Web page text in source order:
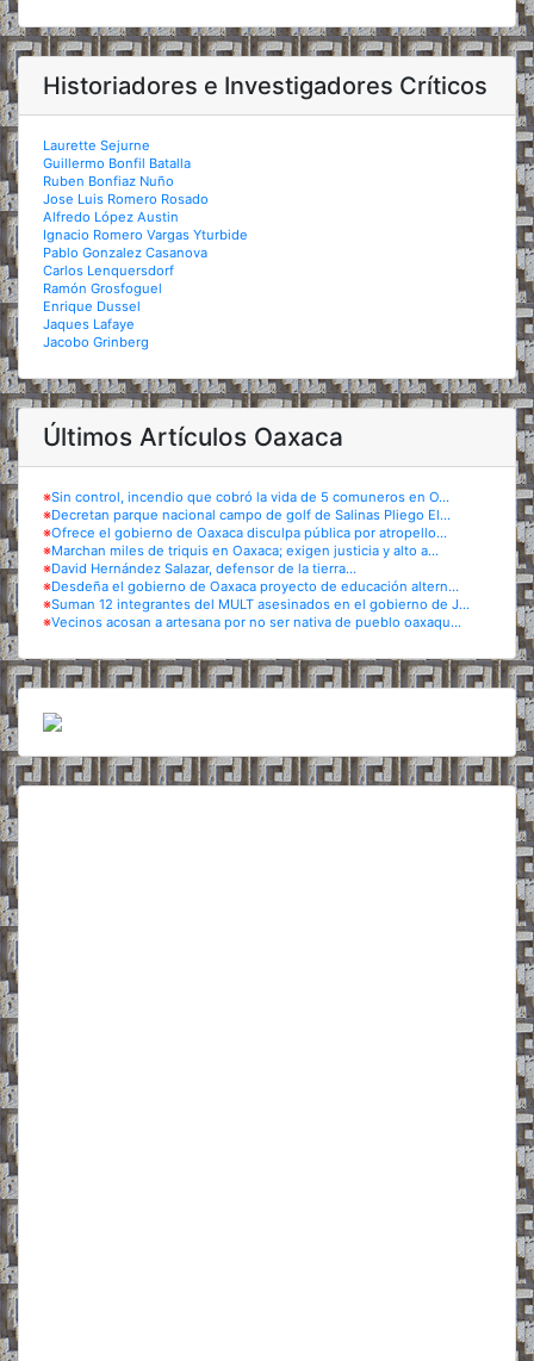
Historiadores e Investigadores Críticos
Laurette Sejurne
Guillermo Bonfil Batalla
Ruben Bonfiaz Nuño
Jose Luis Romero Rosado
Alfredo López Austin
Ignacio Romero Vargas Yturbide
Pablo Gonzalez Casanova
Carlos Lenquersdorf
Ramón Grosfoguel
Enrique Dussel
Jaques Lafaye
Jacobo Grinberg
Últimos Artículos Oaxaca
※Sin control, incendio que cobró la vida de 5 comuneros en O...
※Decretan parque nacional campo de golf de Salinas Pliego El...
※Ofrece el gobierno de Oaxaca disculpa pública por atropello...
※Marchan miles de triquis en Oaxaca; exigen justicia y alto a...
※David Hernández Salazar, defensor de la tierra...
※Desdeña el gobierno de Oaxaca proyecto de educación altern...
※Suman 12 integrantes del MULT asesinados en el gobierno de J...
※Vecinos acosan a artesana por no ser nativa de pueblo oaxaqu...